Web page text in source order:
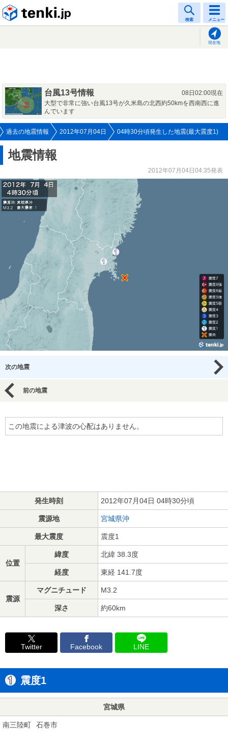
検索 メニュー
現在地
台風13号情報
08日02:00現在
大型で非常に強い台風13号が久米島の北西約50kmを西南西に進
んでいます
過去の地震情報 2012年07月04日 04時30分頃発生した地震(最大震度1)
地震情報
2012年07月04日04:35発表
次の地震
前の地震
この地震による津波の心配はありません。
発生時刻 2012年07月04日 04時30分頃
震源地 宮城県沖
最大震度 震度1
位置
緯度 北緯 38.3度
経度 東経 141.7度
震源
マグニチュード M3.2
深さ 約60km
Twitter Facebook LINE
震度1
宮城県
南三陸町 石巻市